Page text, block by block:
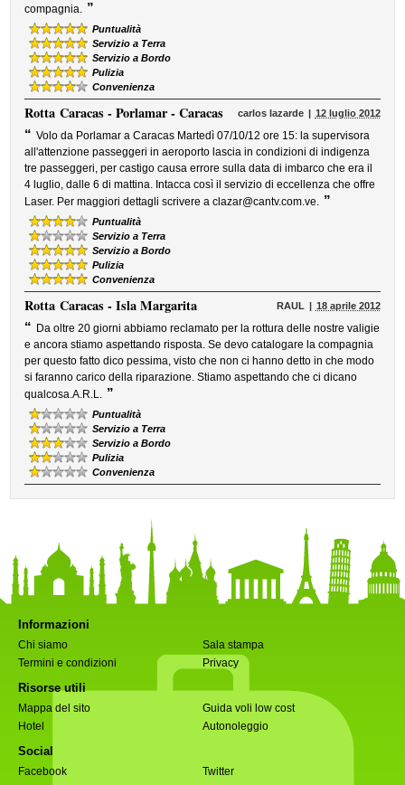
compagnia. ”
Puntualità
Servizio a Terra
Servizio a Bordo
Pulizia
Convenienza
RottaCaracas - Porlamar - Caracas carlos lazarde 12 luglio 2012
“ Volo da Porlamar a Caracas Martedì 07/10/12 ore 15: la supervisora
all'attenzione passeggeri in aeroporto lascia in condizioni di indigenza
tre passeggeri, per castigo causa errore sulla data di imbarco che era il
4 luglio, dalle 6 di mattina. Intacca così il servizio di eccellenza che offre
Laser. Per maggiori dettagli scrivere a clazar@cantv.com.ve. ”
Puntualità
Servizio a Terra
Servizio a Bordo
Pulizia
Convenienza
RottaCaracas - Isla Margarita RAUL 18 aprile 2012
“ Da oltre 20 giorni abbiamo reclamato per la rottura delle nostre valigie
e ancora stiamo aspettando risposta. Se devo catalogare la compagnia
per questo fatto dico pessima, visto che non ci hanno detto in che modo
si faranno carico della riparazione. Stiamo aspettando che ci dicano
qualcosa.A.R.L. ”
Puntualità
Servizio a Terra
Servizio a Bordo
Pulizia
Convenienza
Informazioni
Chi siamo
Sala stampa
Termini e condizioni
Privacy
Risorse utili
Mappa del sito
Guida voli low cost
Hotel
Autonoleggio
Social
Facebook
Twitter